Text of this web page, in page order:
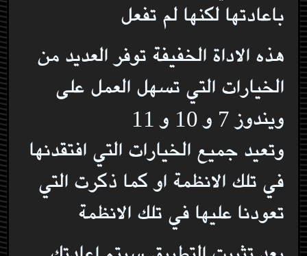
باعادتها لكنها لم تفعل
هذه الاداة الخفيفة توفر العديد من
الخيارات التي تسهل العمل على
ويندوز 7 و 10 و 11
وتعيد جميع الخيارات التي افتقدنها
في تلك الانظمة او كما ذكرت التي
تعودنا عليها في تلك الانظمة